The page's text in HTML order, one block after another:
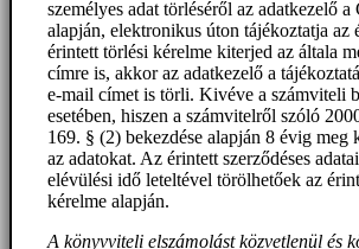
személyes adat törléséről az adatkezelő
alapján, elektronikus úton tájékoztatja az
érintett törlési kérelme kiterjed az általa
címre is, akkor az adatkezelő a
e-mail címet is törli. Kivéve a számviteli
esetében, hiszen a számvitelről szóló
169. § (2) bekezdése alapján 8 évig meg
az adatokat. Az érintett szerződéses
elévülési idő leteltével törölhetőek az
kérelme alapján.
A könyvviteli elszámolást közvetlenül és